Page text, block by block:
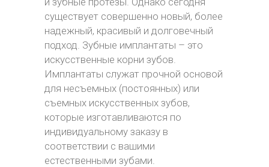
существует совершенно новый, более
надежный, красивый и долговечный
подход. Зубные имплантаты – это
искусственные корни зубов.
Имплантаты служат прочной основой
для несъемных (постоянных) или
съемных искусственных зубов,
которые изготавливаются по
индивидуальному заказу в
соответствии с вашими
естественными зубами.